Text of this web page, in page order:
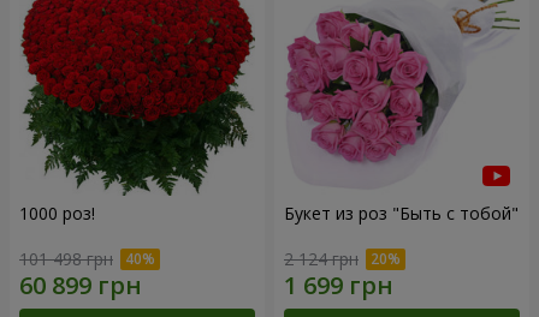
1000 роз!
101 498 грн
Букет из роз "Быть с тобой"
2 124 грн